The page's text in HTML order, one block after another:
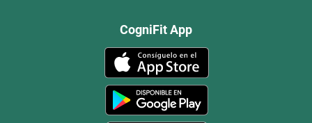
CogniFit App